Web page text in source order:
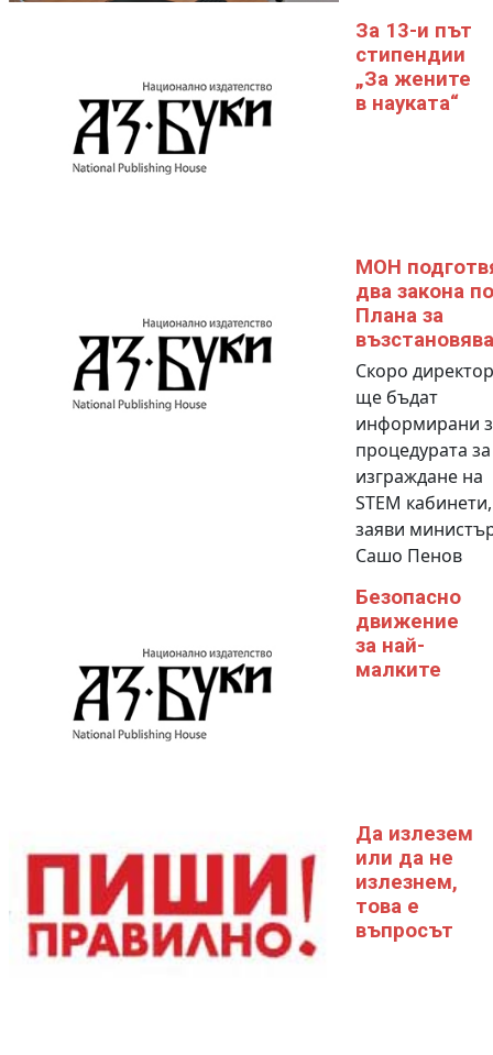
За 13-и път
стипендии
„За жените
в науката“
МОН
два закона по
Плана за
Скоро
ще бъдат
информирани
процедурата за
изграждане на
STEM кабинети,
заяви
Сашо Пенов
Безопасно
движение
за най-
малките
Да излезем
или да не
излезнем,
това е
въпросът